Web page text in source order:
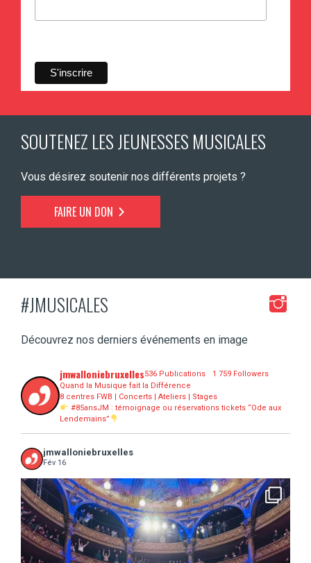
SOUTENEZ LES JEUNESSES MUSICALES
Vous désirez soutenir nos différents projets ?
FAIRE UN DON
#JMUSICALES
Découvrez nos derniers événements en image
jmwalloniebruxelles536 Publications
1 759 Followers
Quand la Musique fait la Différence
8 centres FWB | Concerts | Ateliers | Stages
#85ansJM : témoignage ou réservations tickets “Ode aux
Lendemains”
jmwalloniebruxelles
Fév 16